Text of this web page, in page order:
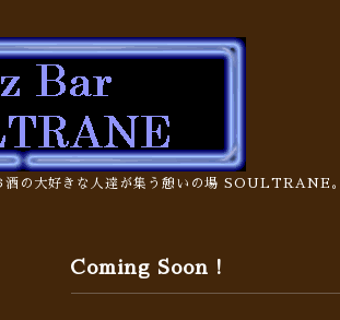
の大好きな人達が集う憩いの場 SOULTRANE。
Coming Soon !